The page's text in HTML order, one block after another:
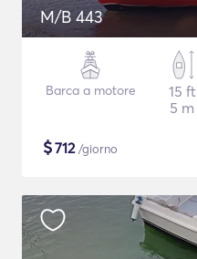
M/B 443
Barca a motore
15 ft
5 m
$712/giorno